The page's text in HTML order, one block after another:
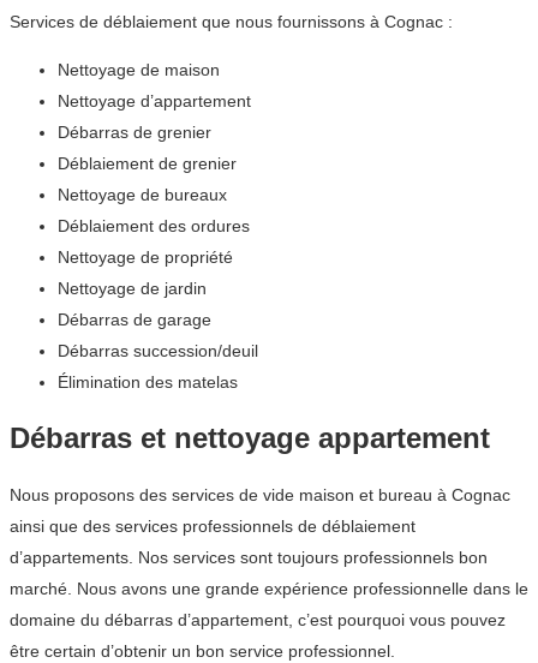
Services de déblaiement que nous fournissons à Cognac :
Nettoyage de maison
Nettoyage d’appartement
Débarras de grenier
Déblaiement de grenier
Nettoyage de bureaux
Déblaiement des ordures
Nettoyage de propriété
Nettoyage de jardin
Débarras de garage
Débarras succession/deuil
Élimination des matelas
Débarras et nettoyage appartement
Nous proposons des services de vide maison et bureau à Cognac
ainsi que des services professionnels de déblaiement
d’appartements. Nos services sont toujours professionnels bon
marché. Nous avons une grande expérience professionnelle dans le
domaine du débarras d’appartement, c’est pourquoi vous pouvez
être certain d’obtenir un bon service professionnel.